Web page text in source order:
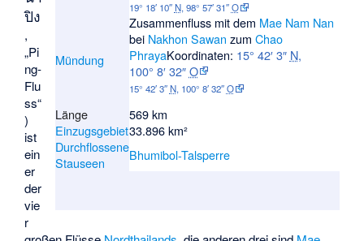
19° 18′ 10″N,98° 57′ 31″O
Mündung
Zusammenfluss mit dem Mae Nam Nan
bei Nakhon Sawan zum Chao
PhrayaKoordinaten: 15° 42′ 3″ N,
100° 8′ 32″O
15° 42′ 3″N, 100° 8′ 32″O
Länge
569 km
Einzugsgebiet33.896 km²
Durchflossene
Stauseen
Bhumibol-Talsperre
ปิง
,
„Pi
ng-
Flu
ss“
)
ist
ein
er
der
vie
r